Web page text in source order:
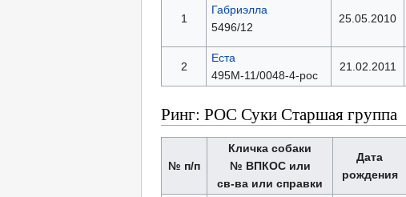
1
Габриэлла
5496/12
25.05.2010
2
Еста
495М-11/0048-4-рос
21.02.2011
Ринг: РОС Суки Старшая группа
№ п/п
Кличка собаки
№ ВПКОС или
св-ва или справки
Дата
рождения